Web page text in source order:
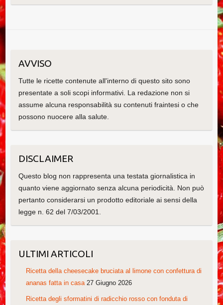
AVVISO
Tutte le ricette contenute all'interno di questo sito sono
presentate a soli scopi informativi. La redazione non si
assume alcuna responsabilità su contenuti fraintesi o che
possono nuocere alla salute.
DISCLAIMER
Questo blog non rappresenta una testata giornalistica in
quanto viene aggiornato senza alcuna periodicità. Non può
pertanto considerarsi un prodotto editoriale ai sensi della
legge n. 62 del 7/03/2001.
ULTIMI ARTICOLI
Ricetta della cheesecake bruciata al limone con confettura di
ananas fatta in casa 27 Giugno 2026
Ricetta degli sformatini di radicchio rosso con fonduta di